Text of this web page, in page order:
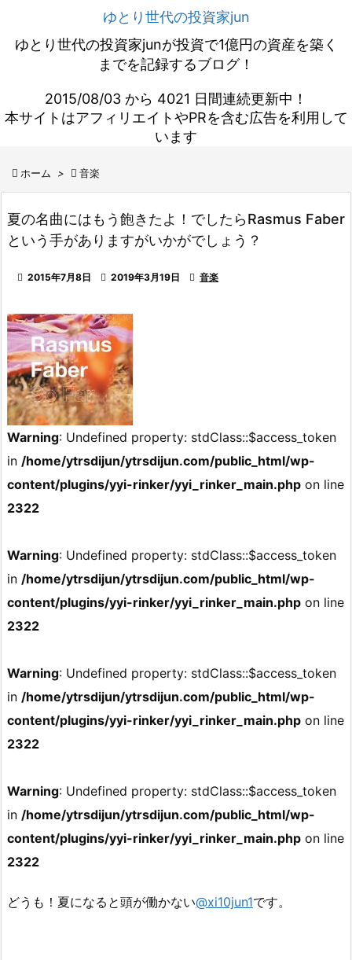
ゆとり世代の投資家jun
ゆとり世代の投資家junが投資で1億円の資産を築く
までを記録するブログ！
2015/08/03 から 4021 日間連続更新中！
本サイトはアフィリエイトやPRを含む広告を利用して
います
 ホーム >  音楽
夏の名曲にはもう飽きたよ！でしたらRasmus Faber
という手がありますがいかがでしょう？
 2015年7月8日  2019年3月19日  音楽
Warning: Undefined property: stdClass::$access_token
in /home/ytrsdijun/ytrsdijun.com/public_html/wp-
content/plugins/yyi-rinker/yyi_rinker_main.php on line
2322
Warning: Undefined property: stdClass::$access_token
in /home/ytrsdijun/ytrsdijun.com/public_html/wp-
content/plugins/yyi-rinker/yyi_rinker_main.php on line
2322
Warning: Undefined property: stdClass::$access_token
in /home/ytrsdijun/ytrsdijun.com/public_html/wp-
content/plugins/yyi-rinker/yyi_rinker_main.php on line
2322
Warning: Undefined property: stdClass::$access_token
in /home/ytrsdijun/ytrsdijun.com/public_html/wp-
content/plugins/yyi-rinker/yyi_rinker_main.php on line
2322
どうも！夏になると頭が働かない@xi10jun1です。